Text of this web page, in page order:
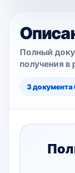
Полный
получения в
3 документа